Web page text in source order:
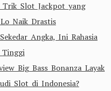
Trik Slot Jackpot yang
Naik Drastis
Angka, Ini Rahasia
Big Bass Bonanza Layak
Slot di Indonesia?